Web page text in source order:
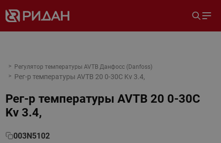
Регулятор температуры AVTB Данфосс (Danfoss)
Рег-р температуры AVTB 20 0-30C Kv 3.4,
Рег-р температуры AVTB 20 0-30C
Kv 3.4,
003N5102